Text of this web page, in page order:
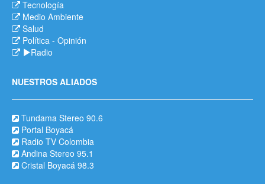
Tecnología
Medio Ambiente
Salud
Política - Opinión
Radio
NUESTROS ALIADOS
Tundama Stereo 90.6
Portal Boyacá
Radio TV Colombia
Andina Stereo 95.1
Cristal Boyacá 98.3